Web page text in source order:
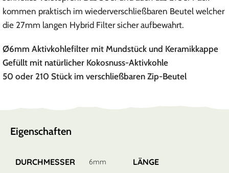
kommen praktisch im wiederverschließbaren Beutel welcher
die 27mm langen Hybrid Filter sicher aufbewahrt.
Ø6mm Aktivkohlefilter mit Mundstück und Keramikkappe
Gefüllt mit natürlicher Kokosnuss-Aktivkohle
50 oder 210 Stück im verschließbaren Zip-Beutel
Eigenschaften
DURCHMESSER 6mm LÄNGE